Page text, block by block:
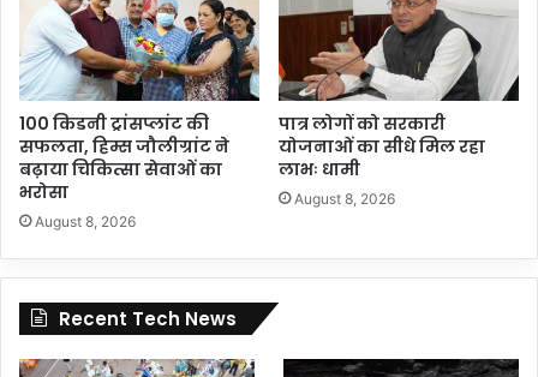
100 किडनी ट्रांसप्लांट की
सफलता, हिम्स जौलीग्रांट ने
बढ़ाया चिकित्सा सेवाओं का
भरोसा
August 8, 2026
पात्र लोगों को सरकारी
योजनाओं का सीधे मिल रहा
लाभः धामी
August 8, 2026
Recent Tech News